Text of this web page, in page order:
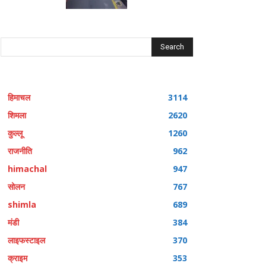
Search
हिमाचल
3114
शिमला
2620
कुल्लू
1260
राजनीति
962
himachal
947
सोलन
767
shimla
689
मंडी
384
लाइफस्टाइल
370
क्राइम
353